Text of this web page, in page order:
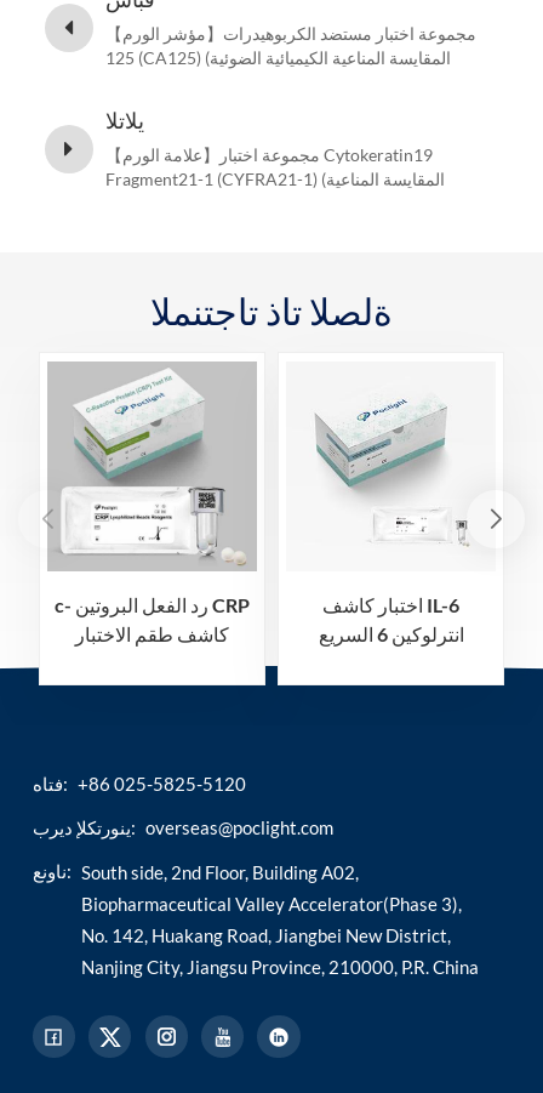
【مؤشر الورم】مجموعة اختبار مستضد الكربوهيدرات
125 (CA125) (المقايسة المناعية الكيميائية الضوئية
يلاتلا
【علامة الورم】مجموعة اختبار Cytokeratin19
Fragment21-1 (CYFRA21-1) (المقايسة المناعية
ةلصلا تاذ تاجتنملا
c- رد الفعل البروتين CRP
كاشف طقم الاختبار
اختبار كاشف IL-6
انترلوكين 6 السريع
فتاه: +86 025-5825-5120
ينورتكلإ ديرب: overseas@poclight.com
ناونع: South side, 2nd Floor, Building A02,
Biopharmaceutical Valley Accelerator(Phase 3),
No. 142, Huakang Road, Jiangbei New District,
Nanjing City, Jiangsu Province, 210000, P.R. China